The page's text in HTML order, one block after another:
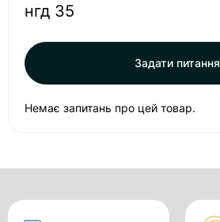
нгд 35
Задати питання
Немає запитань про цей товар.